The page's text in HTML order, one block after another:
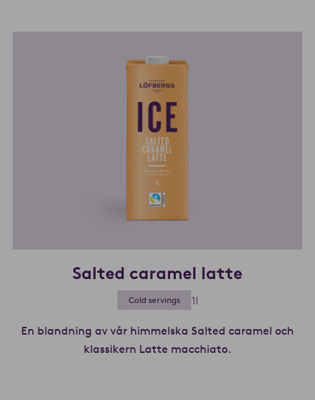
Salted caramel latte
Cold servings 1l
En blandning av vår himmelska Salted caramel och
klassikern Latte macchiato.